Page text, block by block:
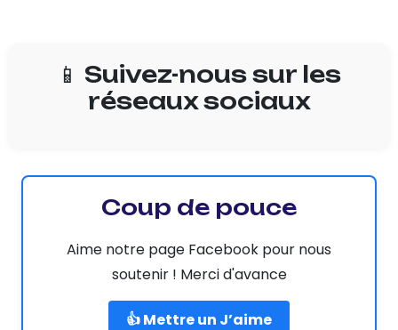
📱 Suivez-nous sur les
réseaux sociaux
Coup de pouce
Aime notre page Facebook pour nous
soutenir ! Merci d'avance
👍 Mettre un J’aime